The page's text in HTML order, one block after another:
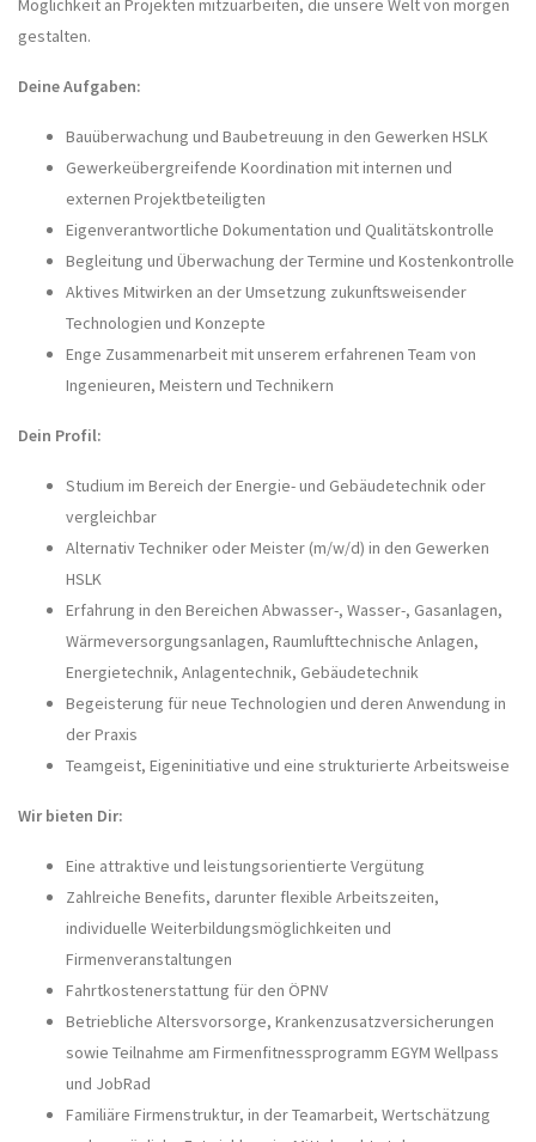
Möglichkeit an Projekten mitzuarbeiten, die unsere Welt von morgen
gestalten.
Deine Aufgaben:
Bauüberwachung und Baubetreuung in den Gewerken HSLK
Gewerkeübergreifende Koordination mit internen und
externen Projektbeteiligten
Eigenverantwortliche Dokumentation und Qualitätskontrolle
Begleitung und Überwachung der Termine und Kostenkontrolle
Aktives Mitwirken an derUmsetzung zukunftsweisender
Technologien und Konzepte
Enge Zusammenarbeit mit unserem erfahrenen Team von
Ingenieuren, Meistern und Technikern
Dein Profil:
Studium im Bereich der Energie- und Gebäudetechnik oder
vergleichbar
Alternativ Techniker oder Meister (m/w/d) in den Gewerken
HSLK
Erfahrung in den Bereichen Abwasser-, Wasser-, Gasanlagen,
Wärmeversorgungsanlagen, Raumlufttechnische Anlagen,
Energietechnik, Anlagentechnik, Gebäudetechnik
Begeisterung für neue Technologien und deren Anwendung in
der Praxis
Teamgeist, Eigeninitiative und eine strukturierte Arbeitsweise
Wir bieten Dir:
Eine attraktive und leistungsorientierte Vergütung
Zahlreiche Benefits, darunter flexible Arbeitszeiten,
individuelle Weiterbildungsmöglichkeiten und
Firmenveranstaltungen
Fahrtkostenerstattung für den ÖPNV
Betriebliche Altersvorsorge, Krankenzusatzversicherungen
sowie Teilnahme am Firmenfitnessprogramm EGYM Wellpass
und JobRad
Familiäre Firmenstruktur, in der Teamarbeit, Wertschätzung